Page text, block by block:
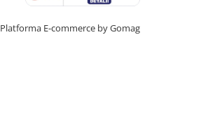
Platforma E-commerce by Gomag